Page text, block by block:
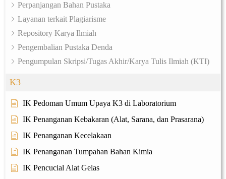
Perpanjangan Bahan Pustaka
Layanan terkait Plagiarisme
Repository Karya Ilmiah
Pengembalian Pustaka Denda
Pengumpulan Skripsi/Tugas Akhir/Karya Tulis Ilmiah (KTI)
K3
IK Pedoman Umum Upaya K3 di Laboratorium
IK Penanganan Kebakaran (Alat, Sarana, dan Prasarana)
IK Penanganan Kecelakaan
IK Penanganan Tumpahan Bahan Kimia
IK Pencucial Alat Gelas